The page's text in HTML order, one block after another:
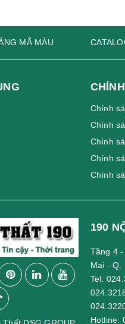
bền. Tạo ra sản phẩm ghế
người dùng
vải cũng mang lại sự êm
mã
MÃ MÀU
Chính
Chính
Chính
Chính
Chính
190
Tầng 4
Mai - Q.
Tel:
Hotline: